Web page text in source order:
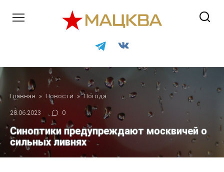
Главная » Новости » Погода
28.06.2023 0
Синоптики предупреждают москвичей о
сильных ливнях